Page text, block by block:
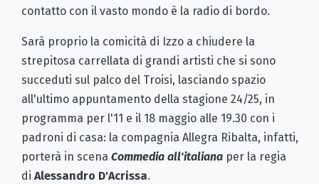
contatto con il vasto mondo è la radio di bordo.
Sarà proprio la comicità di Izzo a chiudere la
strepitosa carrellata di grandi artisti che si sono
succeduti sul palco del Troisi, lasciando spazio
all'ultimo appuntamento della stagione 24/25, in
programma per l'11 e il 18 maggio alle 19.30 con i
padroni di casa: la compagnia Allegra Ribalta, infatti,
porterà in scena Commedia all'italiana per la regia
di Alessandro D'Acrissa.